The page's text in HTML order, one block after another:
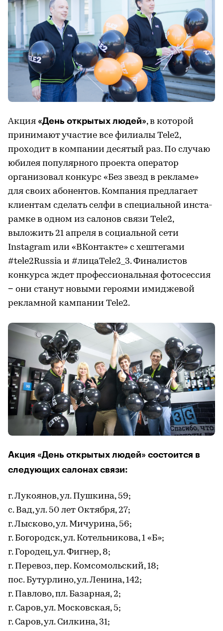
Акция «День открытых людей», в которой
принимают участие все филиалы Tele2,
проходит в компании десятый раз. По случаю
юбилея популярного проекта оператор
организовал конкурс «Без звезд в рекламе»
для своих абонентов. Компания предлагает
клиентам сделать селфи в специальной инста-
рамке в одном из салонов связи Tele2,
выложить 21 апреля в социальной сети
Instagram или «ВКонтакте» с хештегами
#tele2Russia и #лицаTele2_3. Финалистов
конкурса ждет профессиональная фотосессия
− они станут новыми героями имиджевой
рекламной кампании Tele2.
Акция «День открытых людей» состоится в
следующих салонах связи:
г. Лукоянов, ул. Пушкина, 59;
с. Вад, ул. 50 лет Октября, 27;
г. Лысково, ул. Мичурина, 56;
г. Богородск, ул. Котельникова, 1 «Б»;
г. Городец, ул. Фигнер, 8;
г. Перевоз, пер. Комсомольский, 18;
пос. Бутурлино, ул. Ленина, 142;
г. Павлово, пл. Базарная, 2;
г. Саров, ул. Московская, 5;
г. Саров, ул. Силкина, 31;